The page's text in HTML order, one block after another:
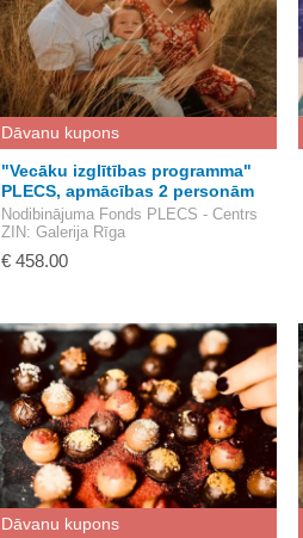
Dāvanu kupons
"Vecāku izglītības programma"
PLECS, apmācības 2 personām
Nodibinājuma Fonds PLECS - Centrs
ZIN: Galerija Rīga
€ 458.00
Dāvanu kupons